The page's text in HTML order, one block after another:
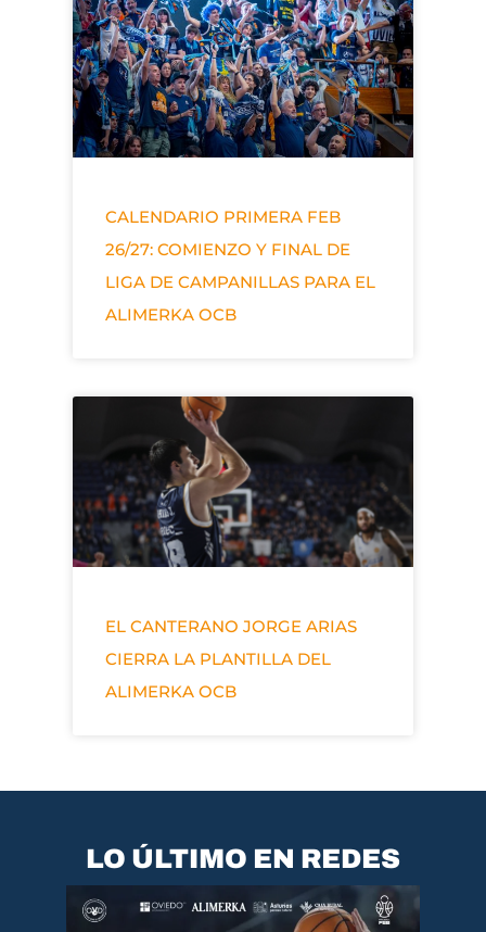
CALENDARIO PRIMERA FEB
26/27: COMIENZO Y FINAL DE
LIGA DE CAMPANILLAS PARA EL
ALIMERKA OCB
EL CANTERANO JORGE ARIAS
CIERRA LA PLANTILLA DEL
ALIMERKA OCB
LO ÚLTIMO EN REDES